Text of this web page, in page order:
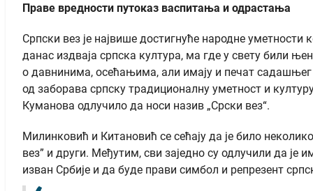
Праве вредности путоказ васпитања и одрастања
Српски вез је највише достигнуће народне
данас издваја српска култура, ма где у свету били
о давнинима, осећањима, али имају и печат садашњег
од заборава српску традиционалну уметност и
Куманова одлучило да носи назив „Срски вез“.
Милинковић и Китановић се сећају да је било
вез” и други. Међутим, сви заједно су одлучили да је
изван Србије и да буде прави симбол и репрезент